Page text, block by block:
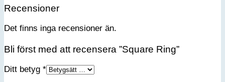
Recensioner
Det finns inga recensioner än.
Bli först med att recensera ”Square Ring”
Ditt betyg *